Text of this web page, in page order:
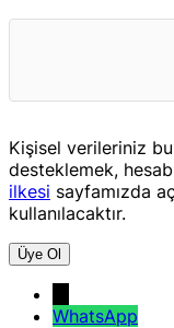
Kişisel verileriniz
desteklemek,
ilkesi sayfamızda
kullanılacaktır.
Üye Ol
WhatsApp